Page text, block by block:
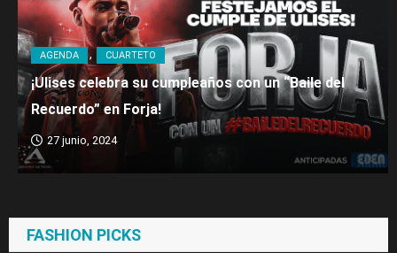
AGENDA CUARTETO
¡Ulises celebra su cumpleaños con un “Baile del
Recuerdo” en Forja!
27 junio, 2024
FASHION PICKS